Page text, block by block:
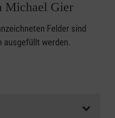
Michael Gier
Felder sind
ausgefüllt werden.